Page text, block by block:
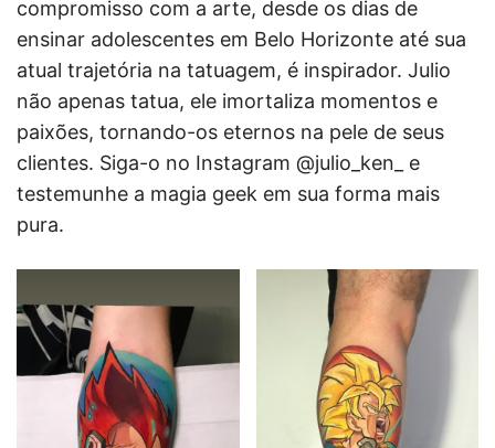
compromisso com a arte, desde os dias de
ensinar adolescentes em Belo Horizonte até sua
atual trajetória na tatuagem, é inspirador. Julio
não apenas tatua, ele imortaliza momentos e
paixões, tornando-os eternos na pele de seus
clientes. Siga-o no Instagram @julio_ken_ e
testemunhe a magia geek em sua forma mais
pura.